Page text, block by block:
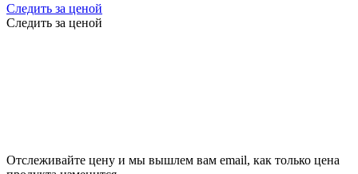
Следить за ценой
Следить за ценой
Отслеживайте цену и мы вышлем вам email, как только цена